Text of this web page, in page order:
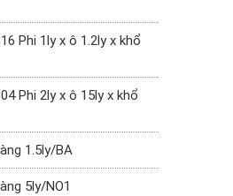
Phi 1ly x ô 1.2ly x khổ
Phi 2ly x ô 15ly x khổ
1.5ly/BA
5ly/NO1